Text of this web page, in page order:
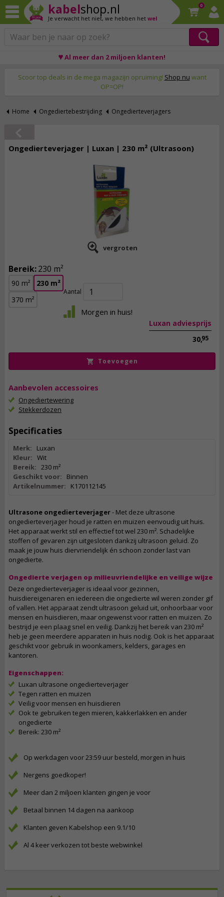
kabelshop.nl
Je verwacht het niet, we hebben het wel
0
♥ Al meer dan 2 miljoen klanten!
Scoor top deals in de mega magazijn opruiming! Shop nu want
OP=OP!
Home Ongediertebestrijding Ongedierteverjagers
Ongedierteverjager | Luxan | 230 m² (Ultrasoon)
vergroten
Luxan adviesprijs
30,95
Bereik:230 m²
90 m²
230 m²
370 m²
Aantal
Morgen in huis!
Toevoegen
Aanbevolen accessoires
Ongediertewering
Stekkerdozen
Specificaties
Merk:
Luxan
Kleur: Wit
Bereik: 230 m²
Geschikt voor:
Binnen
Artikelnummer:
K170112145
Ultrasone ongedierteverjager- Met deze ultrasone
ongedierteverjager houd je ratten en muizen eenvoudig uit huis.
Het apparaat werkt stil en effectief tot wel 230 m². Schadelijke
stoffen of gevaren zijn uitgesloten dankzij ultrasoon geluid. Zo
maak je jouw huis diervriendelijk én schoon zonder last van
ongedierte.
Ongedierte verjagen op milieuvriendelijke en veilige wijze
Deze ongedierteverjager is ideaal voor gezinnen,
huisdiereigenaren en iedereen die ongedierte wil weren zonder gif
of vallen. Het apparaat zendt ultrasoon geluid uit, onhoorbaar voor
mensen en huisdieren, maar ongewenst voor ratten en muizen. Zo
bestrijd je een plaag snel en veilig. Dankzij het bereik van 230 m²
heb je geen meerdere apparaten in huis nodig. Ook is het apparaat
geschikt voor gebruik in woonkamers, kelders, garages en
kantoren.
Eigenschappen:
Luxan ultrasone ongedierteverjager
Tegen ratten en muizen
Veilig voor mensen en huisdieren
Ook te gebruiken tegen mieren, kakkerlakken en ander
ongedierte
Bereik: 230 m²
Op werkdagen voor 23:59 uur besteld, morgen in huis
Nergens goedkoper!
Meer dan 2 miljoen klanten gingen je voor
Betaal binnen 14 dagen na aankoop
Klanten geven Kabelshop een 9.1/10
Al 4 keer verkozen tot beste webwinkel